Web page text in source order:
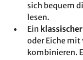
sich bequem
lesen.
Ein
oder Eiche
kombinieren.